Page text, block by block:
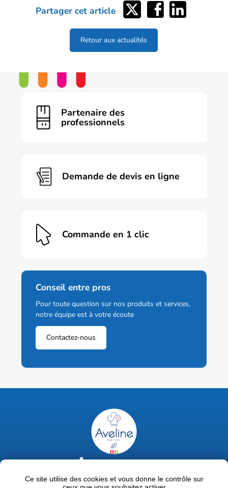
Partager cet article
Partager
sur
Twitter
Partager
sur
Facebook
Partager
sur
Retour aux actualités
Partenaire des
professionnels
Demande de devis en ligne
Commande en 1 clic
Conseil entre pros
Pour toute question sur nos produits et services,
notre équipe est à votre écoute
Contactez-nous
02 47 63 18 92
contact@avelinepro.fr
Ce site utilise des cookies et vous donne le contrôle sur